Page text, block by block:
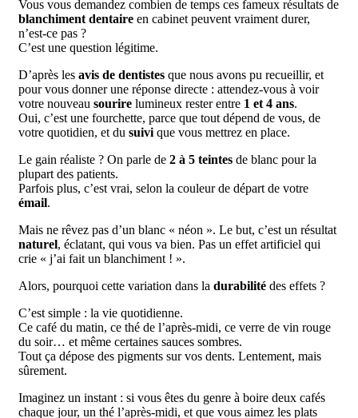
Vous vous demandez combien de temps ces fameux résultats de
blanchiment dentaire en cabinet peuvent vraiment durer,
n’est-ce pas ?
C’est une question légitime.
D’après les avis de dentistes que nous avons pu recueillir, et
pour vous donner une réponse directe : attendez-vous à voir
votre nouveau sourire lumineux rester entre 1 et 4 ans.
Oui, c’est une fourchette, parce que tout dépend de vous, de
votre quotidien, et du suivique vous mettrez en place.
Le gain réaliste ? On parle de 2 à 5 teintes de blanc pour la
plupart des patients.
Parfois plus, c’est vrai, selon la couleur de départ de votre
émail.
Mais ne rêvez pas d’un blanc « néon ». Le but, c’est un résultat
naturel, éclatant, qui vous va bien. Pas un effet artificiel qui
crie « j’ai fait un blanchiment ! ».
Alors, pourquoi cette variation dans la durabilité des effets ?
C’est simple : la vie quotidienne.
Ce café du matin, ce thé de l’après-midi, ce verre de vin rouge
du soir… et même certaines sauces sombres.
Tout ça dépose des pigments sur vos dents. Lentement, mais
sûrement.
Imaginez un instant : si vous êtes du genre à boire deux cafés
chaque jour, un thé l’après-midi, et que vous aimez les plats